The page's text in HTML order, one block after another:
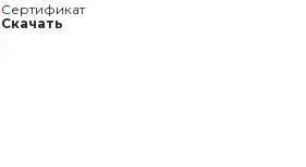
Сертификат
Скачать